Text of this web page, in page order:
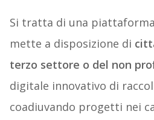
Si tratta di una
mette a disposizione di
terzo settore o del non
digitale innovativo di
coadiuvando progetti nei